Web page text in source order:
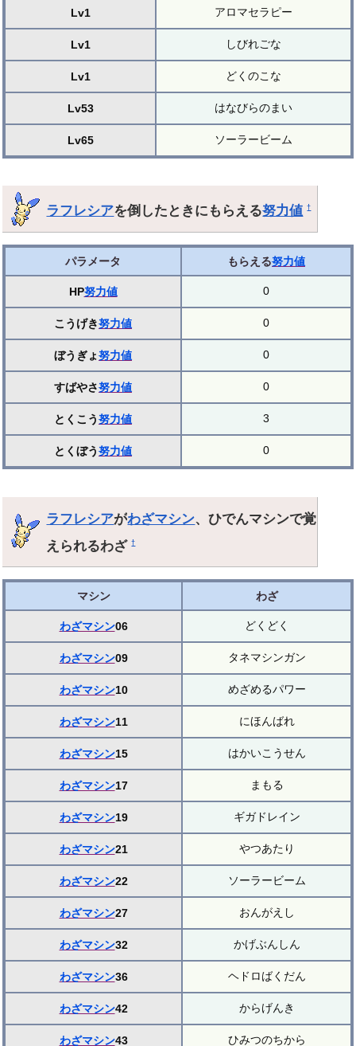
Lv1 アロマセラピー
Lv1 しびれごな
Lv1 どくのこな
Lv53 はなびらのまい
Lv65 ソーラービーム
ラフレシアを倒したときにもらえる努力値 †
パラメータ もらえる努力値
HP努力値 0
こうげき努力値 0
ぼうぎょ努力値 0
すばやさ努力値 0
とくこう努力値 3
とくぼう努力値 0
ラフレシアがわざマシン、ひでんマシンで覚
えられるわざ†
マシン わざ
わざマシン06 どくどく
わざマシン09 タネマシンガン
わざマシン10 めざめるパワー
わざマシン11 にほんばれ
わざマシン15 はかいこうせん
わざマシン17 まもる
わざマシン19 ギガドレイン
わざマシン21 やつあたり
わざマシン22 ソーラービーム
わざマシン27 おんがえし
わざマシン32 かげぶんしん
わざマシン36 ヘドロばくだん
わざマシン42 からげんき
わざマシン43 ひみつのちから